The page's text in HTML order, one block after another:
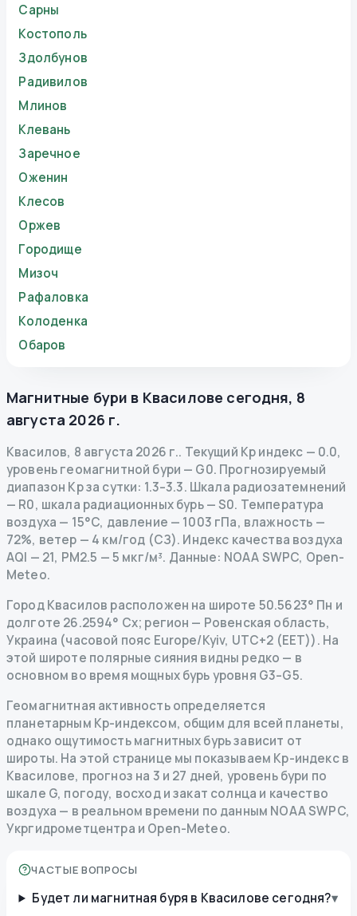
Сарны
Костополь
Здолбунов
Радивилов
Млинов
Клевань
Заречное
Оженин
Клесов
Оржев
Городище
Мизоч
Рафаловка
Колоденка
Обаров
Магнитные бури в Квасилове сегодня, 8
августа 2026 г.
Квасилов, 8 августа 2026 г.. Текущий Kp индекс — 0.0,
уровень геомагнитной бури — G0. Прогнозируемый
диапазон Kp за сутки: 1.3–3.3. Шкала радиозатемнений
— R0, шкала радиационных бурь— S0. Температура
воздуха — 15°C, давление — 1003 гПа, влажность —
72%, ветер — 4 км/год (СЗ). Индекс качества воздуха
AQI — 21, PM2.5 — 5 мкг/м³. Данные: NOAA SWPC, Open-
Meteo.
Город Квасилов расположен на широте 50.5623° Пн и
долготе 26.2594° Сх; регион — Ровенская область,
Украина (часовой пояс Europe/Kyiv, UTC+2 (EET)). На
этой широте полярные сияния видны редко — в
основном во время мощных бурь уровня G3–G5.
Геомагнитная активность определяется
планетарным Kp-индексом, общим для всей планеты,
однако ощутимость магнитных бурь зависит от
широты. На этой странице мы показываем Kp-индекс в
Квасилове, прогноз на 3 и 27 дней, уровень бури по
шкале G, погоду, восход и закат солнца и качество
воздуха — в реальном времени по данным NOAA SWPC,
Укргидрометцентра и Open-Meteo.
ЧАСТЫЕ ВОПРОСЫ
Будет ли магнитная буря в Квасилове сегодня?▾